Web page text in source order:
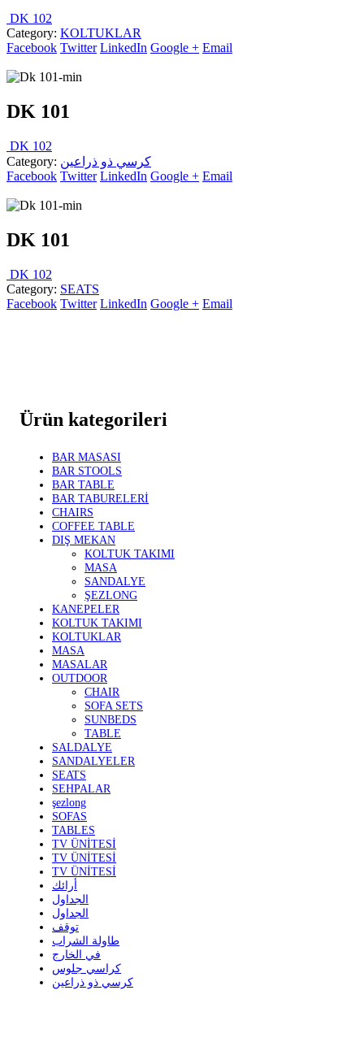
DK 102
Category: KOLTUKLAR
Facebook Twitter LinkedIn Google + Email
DK 101
DK 102
Category: كرسي ذو ذراعين
Facebook Twitter LinkedIn Google + Email
DK 101
DK 102
Category: SEATS
Facebook Twitter LinkedIn Google + Email
Ürün kategorileri
BAR MASASI
BAR STOOLS
BAR TABLE
BAR TABURELERİ
CHAIRS
COFFEE TABLE
DIŞ MEKAN
KOLTUK TAKIMI
MASA
SANDALYE
ŞEZLONG
KANEPELER
KOLTUK TAKIMI
KOLTUKLAR
MASA
MASALAR
OUTDOOR
CHAIR
SOFA SETS
SUNBEDS
TABLE
SALDALYE
SANDALYELER
SEATS
SEHPALAR
şezlong
SOFAS
TABLES
TV ÜNİTESİ
TV ÜNİTESİ
TV ÜNİTESİ
أرائك
الجداول
الجداول
توقف
طاولة الشراب
في الخارج
كراسي جلوس
كرسي ذو ذراعين